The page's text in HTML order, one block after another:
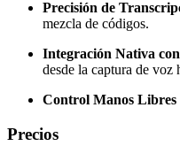
Precisión de
mezcla de códigos.
Integración Nativa
desde la captura de voz
Control Manos Libres
Precios